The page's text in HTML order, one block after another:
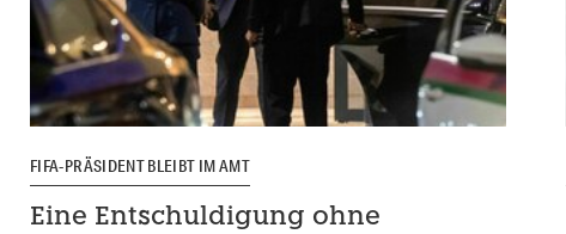
FIFA-PRÄSIDENT BLEIBT IM AMT
Eine Entschuldigung ohne